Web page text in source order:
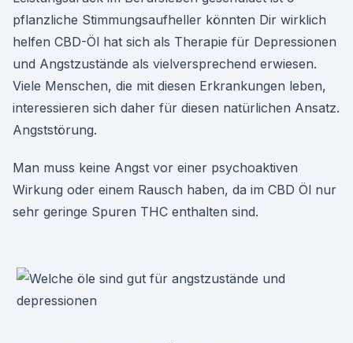
pflanzliche Stimmungsaufheller könnten Dir wirklich
helfen CBD-Öl hat sich als Therapie für Depressionen
und Angstzustände als vielversprechend erwiesen.
Viele Menschen, die mit diesen Erkrankungen leben,
interessieren sich daher für diesen natürlichen Ansatz.
Angststörung.
Man muss keine Angst vor einer psychoaktiven
Wirkung oder einem Rausch haben, da im CBD Öl nur
sehr geringe Spuren THC enthalten sind.